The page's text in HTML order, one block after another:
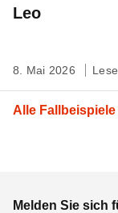
Leo
8. Mai 2026
Alle Fallbeispiele
Melden Sie sich